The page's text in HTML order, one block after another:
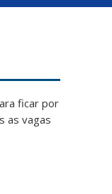
ficar por
as vagas